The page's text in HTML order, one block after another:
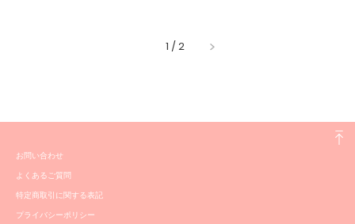
1 /2
お問い合わせ
よくあるご質問
特定商取引に関する表記
プライバシーポリシー